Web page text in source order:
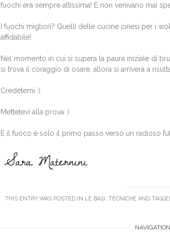
fuochi era sempre altissima! E non venivano mai
I fuochi migliori? Quelli delle cucine cinesi per i
affidabile!
Nel momento in cui si supera la paura iniziale di
si trova il coraggio di osare, allora si arriverà a
Credetemi :)
Mettetevi alla prova :)
E il fuoco è solo il primo passo verso un radioso
THIS ENTRY WAS POSTED IN LE BASI , TECNICHEAND
NAVIGATION